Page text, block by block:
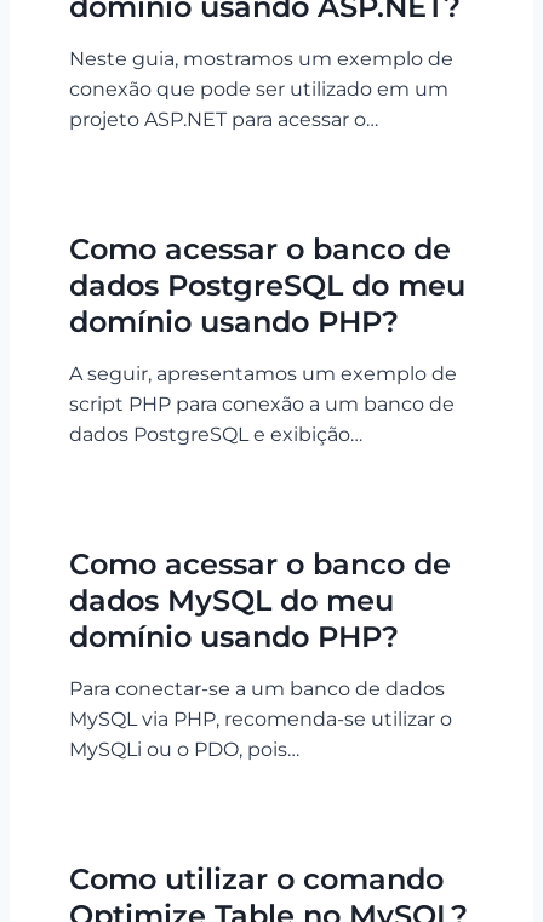
Neste guia, mostramos um exemplo de
conexão que pode ser utilizado em um
projeto ASP.NET para acessar o…
Como acessar o banco de
dados PostgreSQL do meu
domínio usando PHP?
A seguir, apresentamos um exemplo de
script PHP para conexão a um banco de
dados PostgreSQL e exibição…
Como acessar o banco de
dados MySQL do meu
domínio usando PHP?
Para conectar-se a um banco de dados
MySQL via PHP, recomenda-se utilizar o
MySQLi ou o PDO, pois…
Como utilizar o comando